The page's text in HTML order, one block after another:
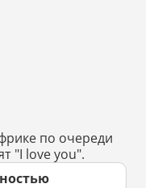
по очереди
"I love you".